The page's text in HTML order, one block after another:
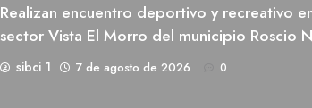
Realizan encuentro deportivo y recreativo
sector Vista El Morro del municipio Roscio
sibci 1 7 de agosto de 2026 0